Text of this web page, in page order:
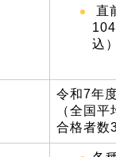
直
込）
令和7年
（全国平
合格者数